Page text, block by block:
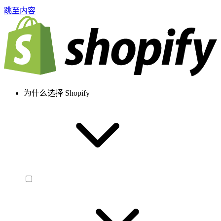
跳至内容
为什么选择 Shopify